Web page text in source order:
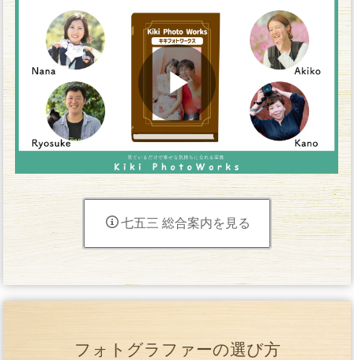
七五三 総合案内を見る
フォトグラファーの選び方